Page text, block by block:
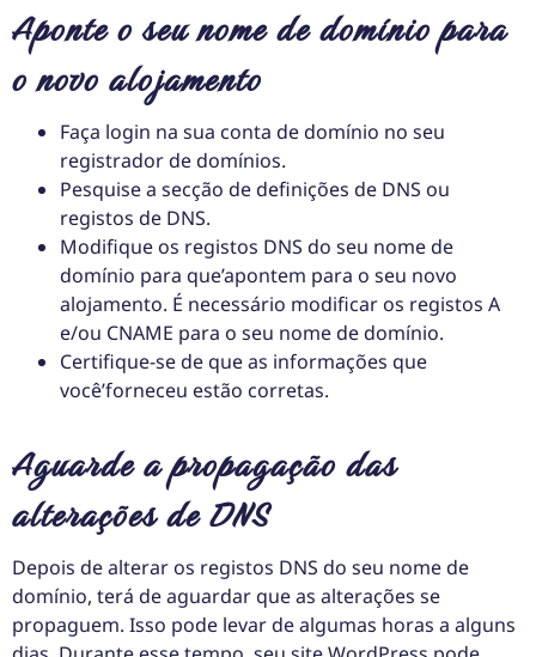
Aponte o seu nome de domínio para
o novo alojamento
Faça login na sua conta de domínio no seu
registrador de domínios.
Pesquise a secção de definições de DNS ou
registos de DNS.
Modifique os registos DNS do seu nome de
domínio para que’apontem para o seu novo
alojamento. É necessário modificar os registos A
e/ou CNAME para o seu nome de domínio.
Certifique-se de que as informações que
você’forneceu estão corretas.
Aguarde a propagação das
alterações de DNS
Depois de alterar os registos DNS do seu nome de
domínio, terá de aguardar que as alterações se
propaguem. Isso pode levar de algumas horas a alguns